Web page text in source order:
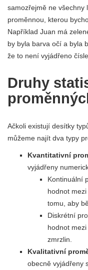
samozřejmě ne všechny
proměnnou, kterou
Například Juan má
by byla barva očí a byla
že to není vyjádřeno
Druhy
Ačkoli existují desítky
můžeme najít dva typy
Kvantitativní
vyjádřeny
Kontinuální
hodnot
tomu, aby
Diskrétní
hodnot
zmrzlin.
Kvalitativní
obecně vyjádřeny